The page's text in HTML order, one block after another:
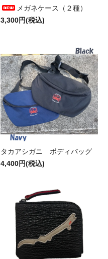
メガネケース（２種）
3,300円(税込)
タカアシガニ ボディバッグ
4,400円(税込)